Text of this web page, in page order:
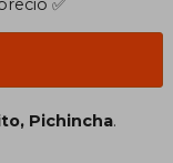
✅
Pichincha.